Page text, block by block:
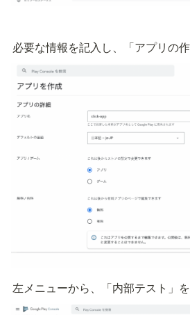
必要な情報を記入し、「アプリの
左メニューから、「内部テスト」